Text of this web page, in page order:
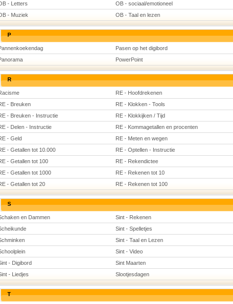
- Letters
OB - sociaal/emotioneel
- Muziek
OB - Taal en lezen
P
Pasen op het digibord
PowerPoint
R
RE - Hoofdrekenen
- Breuken
RE - Klokken - Tools
- Breuken - Instructie
RE - Klokkijken / Tijd
- Delen - Instructie
RE - Kommagetallen en procenten
- Geld
RE - Meten en wegen
- Getallen tot 10.000
RE - Optellen - Instructie
- Getallen tot 100
RE - Rekendictee
- Getallen tot 1000
RE - Rekenen tot 10
- Getallen tot 20
RE - Rekenen tot 100
S
en Dammen Sint - Rekenen
Sint - Spelletjes
Sint - Taal en Lezen
Sint - Video
- Digibord
Sint Maarten
- Liedjes
Slootjesdagen
T